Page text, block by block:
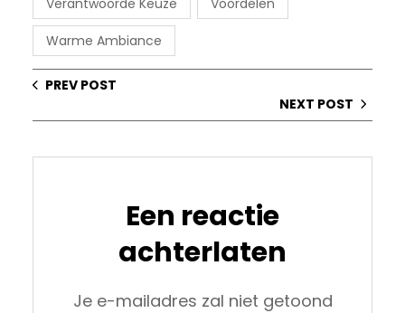
Warme Ambiance
PREV POST
NEXT POST
Een reactie
achterlaten
Je e-mailadres zal niet getoond